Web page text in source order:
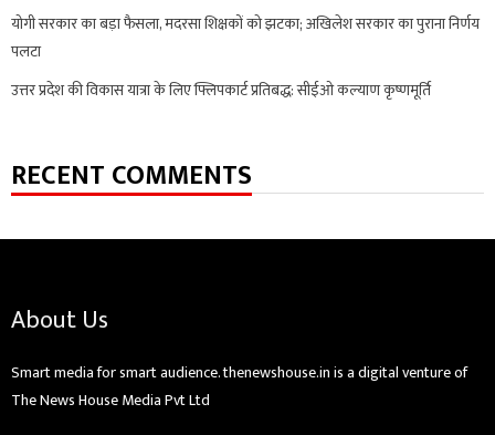
योगी सरकार का बड़ा फैसला, मदरसा शिक्षकों को झटका; अखिलेश सरकार का पुराना निर्णय
पलटा
उत्तर प्रदेश की विकास यात्रा के लिए फ्लिपकार्ट प्रतिबद्ध: सीईओ कल्याण कृष्णमूर्ति
RECENT COMMENTS
About Us
Smart media for smart audience. thenewshouse.in is a digital venture of
The News House Media Pvt Ltd